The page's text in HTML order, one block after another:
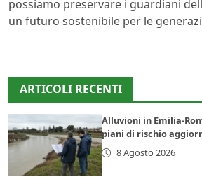
possiamo preservare i guardiani
un futuro sostenibile per le
ARTICOLI RECENTI
Alluvioni in Emilia-
piani di rischio
8 Agosto 2026